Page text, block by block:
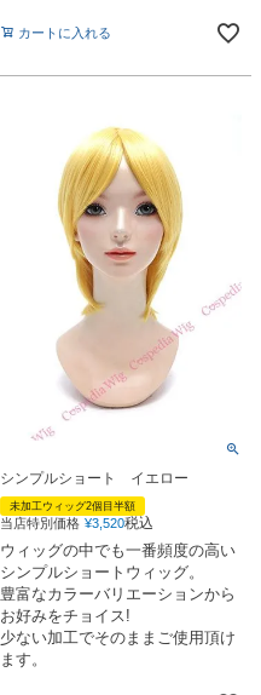
カートに入れる
シンプルショート イエロー
未加工ウィッグ2個目半額
当店特別価格 ¥3,520税込
ウィッグの中でも一番頻度の高い
シンプルショートウィッグ。
豊富なカラーバリエーションから
お好みをチョイス!
少ない加工でそのままご使用頂け
ます。